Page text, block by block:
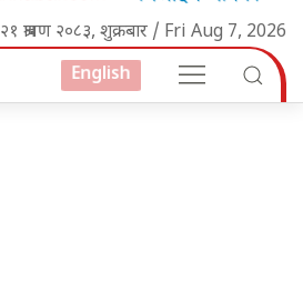
२१ श्रावण २०८३, शुक्रबार / Fri Aug 7, 2026
English